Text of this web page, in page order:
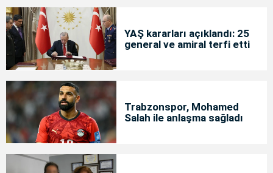
YAŞ kararları açıklandı: 25
general ve amiral terfi etti
Trabzonspor, Mohamed
Salah ile anlaşma sağladı